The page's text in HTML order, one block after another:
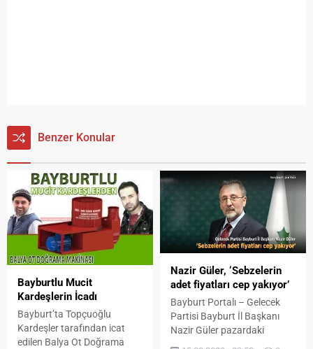
Benzer Konular
Bayburtlu Mucit
Kardeşlerin İcadı
Bayburt’ta Topçuoğlu
Kardeşler tarafından icat
edilen Balya Ot Doğrama
Nazir Güler, ‘Sebzelerin
adet fiyatları cep yakıyor’
Bayburt Portalı – Gelecek
Partisi Bayburt İl Başkanı
Nazir Güler pazardaki
fiyatlara tepki göstererek